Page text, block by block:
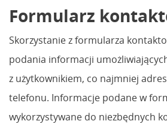
Formularz
Skorzystanie z formularza
podania informacji
z użytkownikiem, co najmniej
telefonu. Informacje podane w
wykorzystywane do niezbędnych